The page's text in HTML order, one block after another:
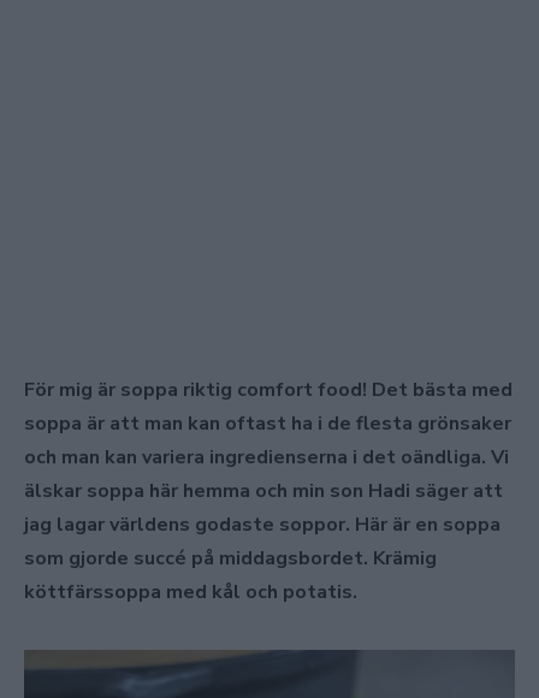
För mig är soppa riktig comfort food! Det bästa med
soppa är att man kan oftast ha i de flesta grönsaker
och man kan variera ingredienserna i det oändliga. Vi
älskar soppa här hemma och min son Hadi säger att
jag lagar världens godaste soppor. Här är en soppa
som gjorde succé på middagsbordet. Krämig
köttfärssoppa med kål och potatis.